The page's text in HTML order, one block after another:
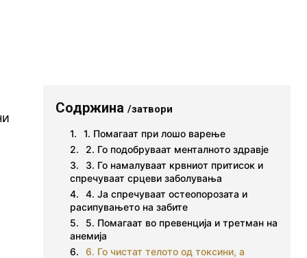
Содржина/затвори
1. Помагаат при лошо варење
2. Го подобруваат менталното здравје
3. Го намалуваат крвниот притисок и
спречуваат срцеви заболувања
4. Ја спречуваат остеопорозата и
расипувањето на забите
5. Помагаат во превенција и третман на
анемија
6. Го чистат телото од токсини, а